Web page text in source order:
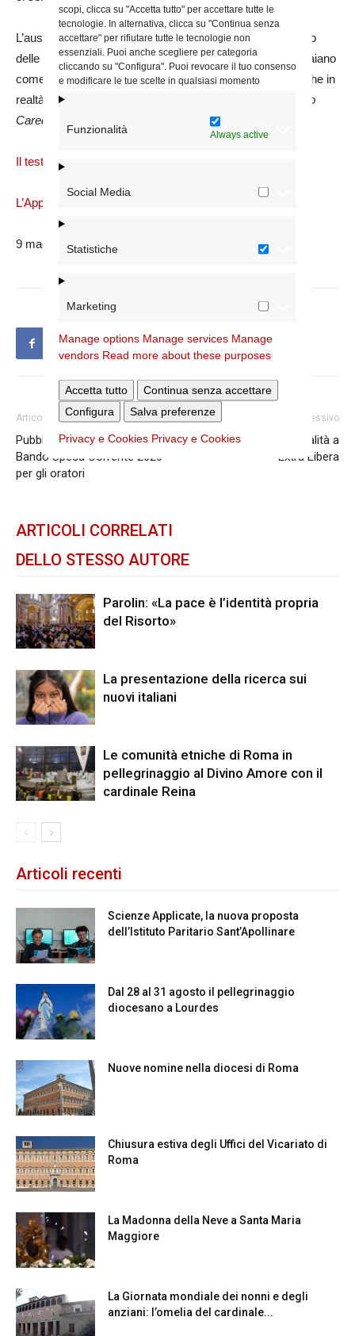
scopi, clicca su "Accetta tutto" per accettare tutte le
tecnologie. In alternativa, clicca su "Continua senza
accettare" per rifiutare tutte le tecnologie non
essenziali. Puoi anche scegliere per categoria
cliccando su "Configura". Puoi revocare il tuo consenso
e modificare le tue scelte in qualsiasi momento
Funzionalità Always active
Social Media
Statistiche
Marketing
Manage options Manage services Manage
vendors Read more about these purposes
Accetta tutto
Continua senza accettare
Configura
Salva preferenze
Privacy e Cookies Privacy e Cookies
L’auspicio finale a livello sociale è un riconoscimento pieno
delle identità composite di questi giovani, perché non appaiano
come un problema burocratico da gestire, ma come ciò che in
realtà sono: una risorsa vitale di questo Paese. (
di Stefano
Caredda da Roma Sette
Il testo integrale della Ricerca
L’Appendice alla Ricerca
9 maggio 2026
Articolo precedente
Pubblicata la graduatoria del
Bando Spesa Corrente 2026
per gli oratori
Articolo successivo
Ac, incontro sulla legalità a
Extra Libera
ARTICOLI CORRELATI
DELLO STESSO AUTORE
Parolin: «La pace è l’identità propria
del Risorto»
La presentazione della ricerca sui
nuovi italiani
Le comunità etniche di Roma in
pellegrinaggio al Divino Amore con il
cardinale Reina
Articoli recenti
Scienze Applicate, la nuova proposta
dell’Istituto Paritario Sant’Apollinare
Dal 28 al 31 agosto il pellegrinaggio
diocesano a Lourdes
Nuove nomine nella diocesi di Roma
Chiusura estiva degli Uffici del Vicariato di
Roma
La Madonna della Neve a Santa Maria
Maggiore
La Giornata mondiale dei nonni e degli
anziani: l’omelia del cardinale...